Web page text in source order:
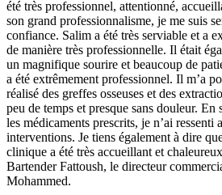
été très professionnel, attentionné,
son grand professionnalisme, je me suis
confiance. Salim a été très serviable et a
de manière très professionnelle. Il était
un magnifique sourire et beaucoup de
a été extrêmement professionnel. Il m’a
réalisé des greffes osseuses et des
peu de temps et presque sans douleur. En
les médicaments prescrits, je n’ai ressenti
interventions. Je tiens également à dire
clinique a été très accueillant et
Bartender Fattoush, le directeur
Mohammed.